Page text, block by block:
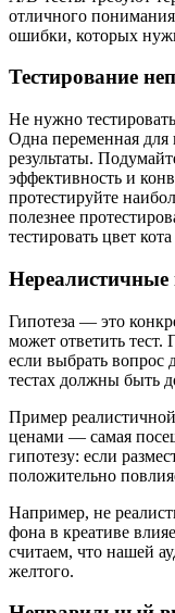
отличного
ошибки, которых
Тестирование
Не нужно
Одна переменная для
результаты.
эффективность и
протестируйте
полезнее
тестировать цвет
Нереалистичные
Гипотеза — это
может ответить тест.
если выбрать вопрос
тестах должны быть
Пример
ценами — самая
гипотезу: если
положительно
Например, не
фона в креативе
считаем, что нашей
желтого.